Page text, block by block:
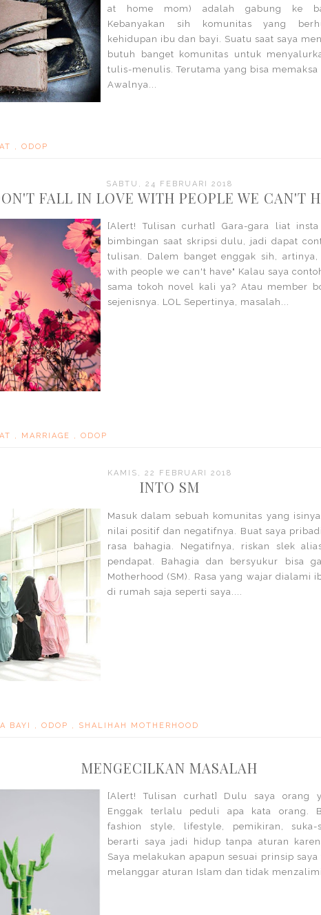
at home mom) adalah gabung ke
Kebanyakan sih komunitas yang
kehidupan ibu dan bayi. Suatu saat saya
butuh banget komunitas untuk
tulis-menulis. Terutama yang bisa
Awalnya...
ODOP
SABTU, 24 FEBRUARI 2018
FALL IN LOVE WITH PEOPLE WE CAN'T
[Alert! Tulisan curhat] Gara-gara liat
bimbingan saat skripsi dulu, jadi dapat
tulisan. Dalem banget enggak sih,
with people we can't have" Kalau saya
sama tokoh novel kali ya? Atau member
sejenisnya. LOL Sepertinya, masalah...
, MARRIAGE , ODOP
KAMIS, 22 FEBRUARI 2018
INTO SM
Masuk dalam sebuah komunitas yang
nilai positif dan negatifnya. Buat saya
rasa bahagia. Negatifnya, riskan slek
pendapat. Bahagia dan bersyukur bisa
Motherhood (SM). Rasa yang wajar dialami
di rumah saja seperti saya....
BAYI , ODOP , SHALIHAH MOTHERHOOD
MENGECILKAN MASALAH
[Alert! Tulisan curhat] Dulu saya orang
Enggak terlalu peduli apa kata orang.
fashion style, lifestyle, pemikiran, suka-
berarti saya jadi hidup tanpa aturan
Saya melakukan apapun sesuai prinsip
melanggar aturan Islam dan tidak